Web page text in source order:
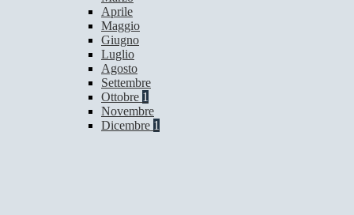
Aprile
Maggio
Giugno
Luglio
Agosto
Settembre
Ottobre 1
Novembre
Dicembre 1